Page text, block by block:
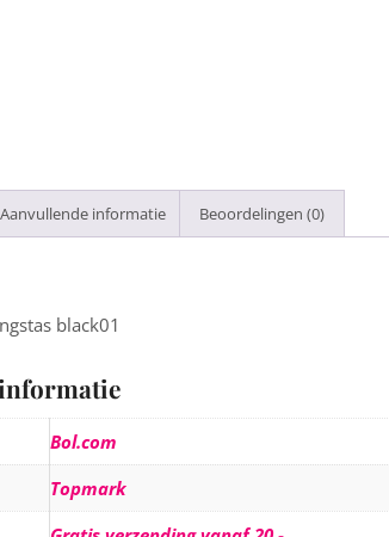
Aanvullende informatie Beoordelingen (0)
black01
Bol.com
Topmark